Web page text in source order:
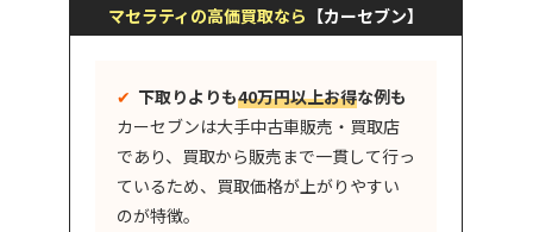
マセラティの高価買取なら 【カーセブン】
✔︎ 下取りよりも40万円以上お得な例も
カーセブンは大手中古車販売・買取店
であり、買取から販売まで一貫して行っ
ているため、買取価格が上がりやすい
のが特徴。